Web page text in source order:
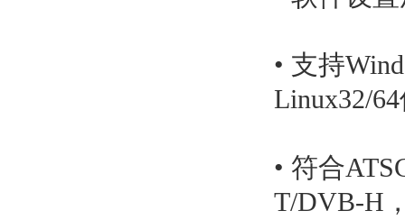
• 支持
Linux32/
• 符合
T/DVB-H